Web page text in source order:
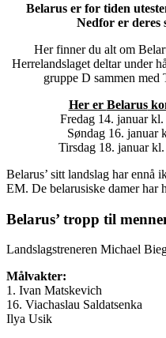
Belarus er for tiden
Nedfor er deres
Her finner du alt om
Herrelandslaget deltar under
gruppe D sammen
Her er Belarus
Fredag 14. januar
Søndag 16. januar
Tirsdag 18. januar
Belarus’ sitt landslag har ennå
EM. De belarusiske damer har
Belarus’ tropp til
Landslagstreneren Michael
Målvakter:
1. Ivan Matskevich
16. Viachaslau Saldatsenka
Ilya Usik